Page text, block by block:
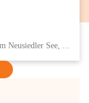
Eisenstädter Straße 18, 7091 Breitenbrunn am Neusiedler See, AUT